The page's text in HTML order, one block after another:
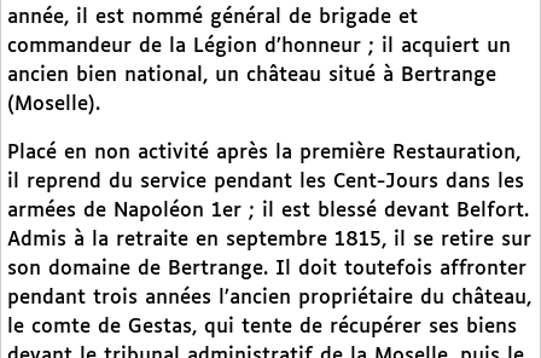
année, il est nommé général de brigade et
commandeur de la Légion d’honneur ; il acquiert un
ancien bien national, un château situé à Bertrange
(Moselle).
Placé en non activité après la première Restauration,
il reprend du service pendant les Cent-Jours dans les
armées de Napoléon 1er ; il est blessé devant Belfort.
Admis à la retraite en septembre 1815, il se retire sur
son domaine de Bertrange. Il doit toutefois affronter
pendant trois années l’ancien propriétaire du château,
le comte de Gestas, qui tente de récupérer ses biens